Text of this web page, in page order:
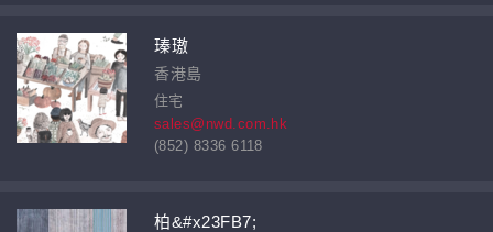
瑧璈
香港島
住宅
sales@nwd.com.hk
(852) 8336 6118
柏&#x23FB7;